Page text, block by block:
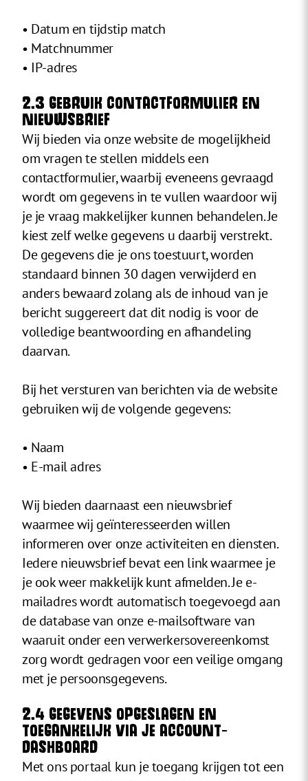
• Datum en tijdstip match
• Matchnummer
• IP-adres
2.3 GEBRUIK CONTACTFORMULIER EN
NIEUWSBRIEF
Wij bieden via onze website de mogelijkheid
om vragen te stellen middels een
contactformulier, waarbij eveneens gevraagd
wordt om gegevens in te vullen waardoor wij
je je vraag makkelijker kunnen behandelen. Je
kiest zelf welke gegevens u daarbij verstrekt.
De gegevens die je ons toestuurt, worden
standaard binnen 30 dagen verwijderd en
anders bewaard zolang als de inhoud van je
bericht suggereert dat dit nodig is voor de
volledige beantwoording en afhandeling
daarvan.
Bij het versturen van berichten via de website
gebruiken wij de volgende gegevens:
• Naam
• E-mail adres
Wij bieden daarnaast een nieuwsbrief
waarmee wij geïnteresseerden willen
informeren over onze activiteiten en diensten.
Iedere nieuwsbrief bevat een link waarmee je
je ook weer makkelijk kunt afmelden. Je e-
mailadres wordt automatisch toegevoegd aan
de database van onze e-mailsoftware van
waaruit onder een verwerkersovereenkomst
zorg wordt gedragen voor een veilige omgang
met je persoonsgegevens.
2.4 GEGEVENS OPGESLAGEN EN
TOEGANKELIJK VIA JE ACCOUNT-
DASHBOARD
Met ons portaal kun je toegang krijgen tot een